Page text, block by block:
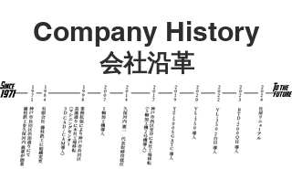
Company History
会社沿革